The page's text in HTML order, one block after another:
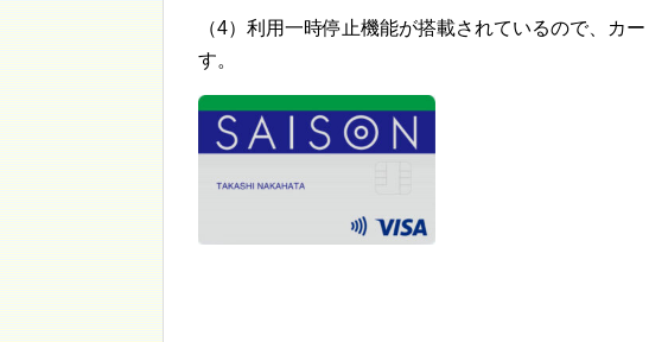
（4）利用一時停止機能が搭載されているので、カ
す。